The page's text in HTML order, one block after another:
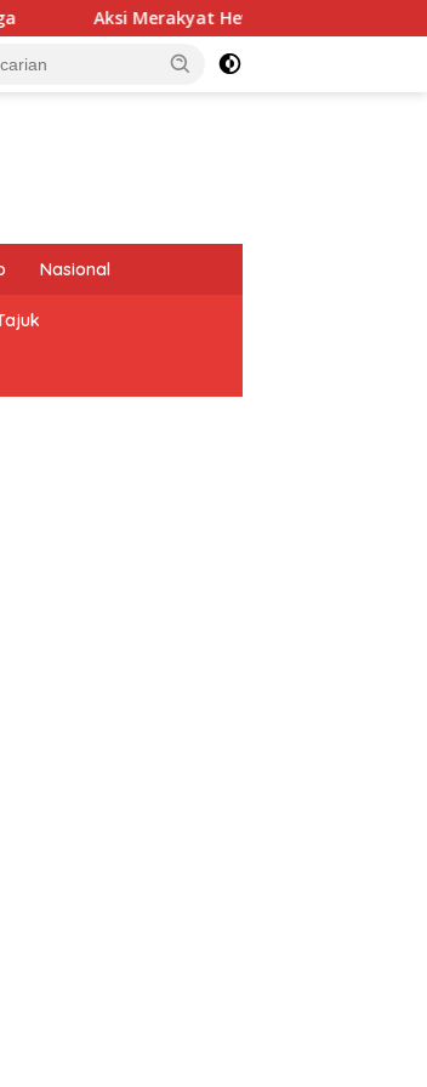
Aksi Merakyat Hevie Oktova Sumarrau
Nasional